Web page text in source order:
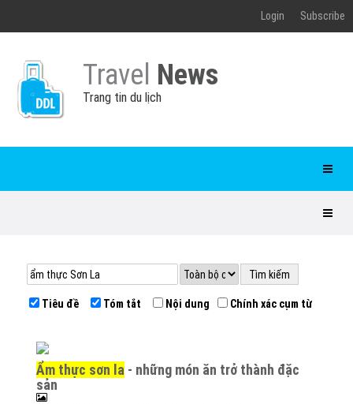
Login Subscribe
Travel News
Trang tin du lịch
Tiêu đề Tóm tắt Nội dung Chính xác cụm từ
ẩm thực sơn la - những món ăn trở thành đặc
sản